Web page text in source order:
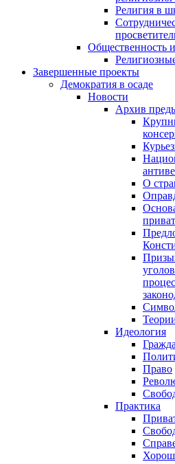
Религия в
Завершенные проекты
Демократия в осаде
Новости
Архив
О
Идеология
Право
Практика